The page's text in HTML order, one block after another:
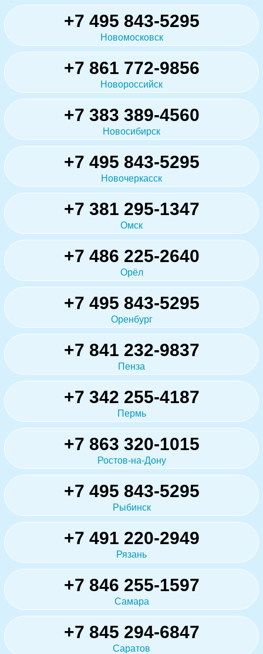
+7 495 843-5295
Новомосковск
+7 861 772-9856
Новороссийск
+7 383 389-4560
Новосибирск
+7 495 843-5295
Новочеркасск
+7 381 295-1347
Омск
+7 486 225-2640
Орёл
+7 495 843-5295
Оренбург
+7 841 232-9837
Пенза
+7 342 255-4187
Пермь
+7 863 320-1015
Ростов-на-Дону
+7 495 843-5295
Рыбинск
+7 491 220-2949
Рязань
+7 846 255-1597
Самара
+7 845 294-6847
Саратов